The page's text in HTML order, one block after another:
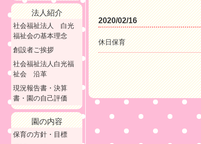
2020/02/16
休日保育
法人紹介
社会福祉法人 白光
福祉会の基本理念
創設者ご挨拶
社会福祉法人白光福
祉会 沿革
現況報告書・決算
書・園の自己評価
園の内容
保育の方針・目標